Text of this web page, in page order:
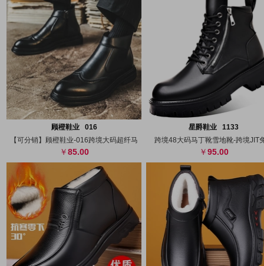
代发
顾橙鞋业 016
【可分销】顾橙鞋业-016跨境大码超纤马
85.00
代发
星爵鞋业 1133
跨境48大码马丁靴雪地靴-跨境JIT
95.00